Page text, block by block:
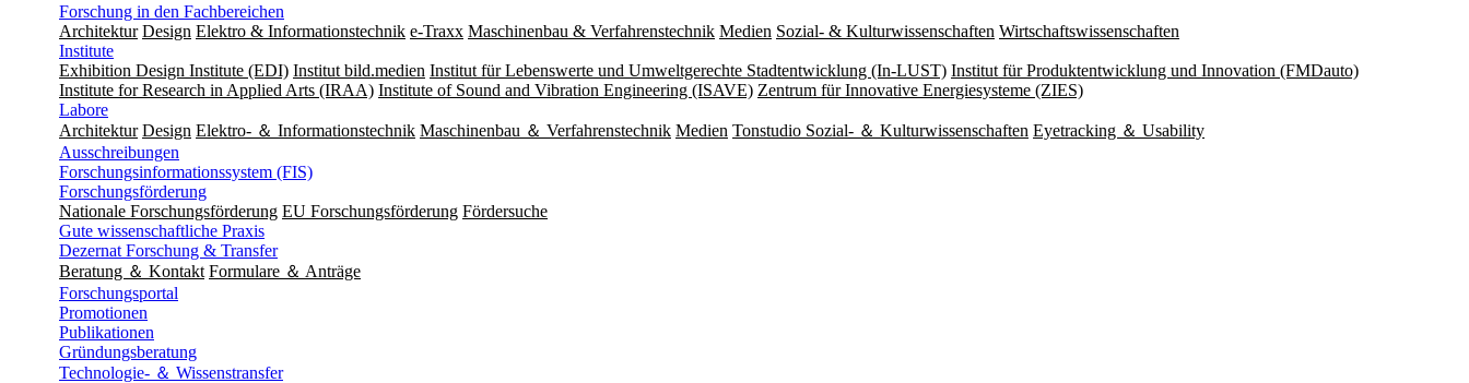
Forschung in den Fachbereichen
Architektur Design Elektro & Informationstechnik e-Traxx Maschinenbau & Verfahrenstechnik Medien Sozial- & Kulturwissenschaften Wirtschaftswissenschaften
Institute
Exhibition Design Institute (EDI) Institut bild.medien Institut für Lebenswerte und Umweltgerechte Stadtentwicklung (In-LUST) Institut für Produktentwicklung und Innovation (FMDauto)
Institute for Research in Applied Arts (IRAA) Institute of Sound and Vibration Engineering (ISAVE) Zentrum für Innovative Energiesysteme (ZIES)
Labore
Architektur Design Elektro- ＆ Informationstechnik Maschinenbau ＆ Verfahrenstechnik Medien Tonstudio Sozial- ＆ Kulturwissenschaften Eyetracking ＆ Usability
Ausschreibungen
Forschungsinformationssystem (FIS)
Forschungsförderung
Nationale Forschungsförderung EU Forschungsförderung Fördersuche
Gute wissenschaftliche Praxis
Dezernat Forschung & Transfer
Beratung ＆ Kontakt Formulare ＆ Anträge
Forschungsportal
Promotionen
Publikationen
Gründungsberatung
Technologie- ＆ Wissenstransfer